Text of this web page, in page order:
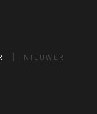
NIEUWER